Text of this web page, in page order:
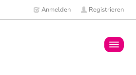
Anmelden Registrieren